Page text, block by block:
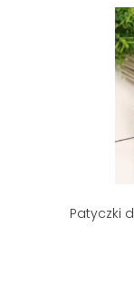
Patyczki